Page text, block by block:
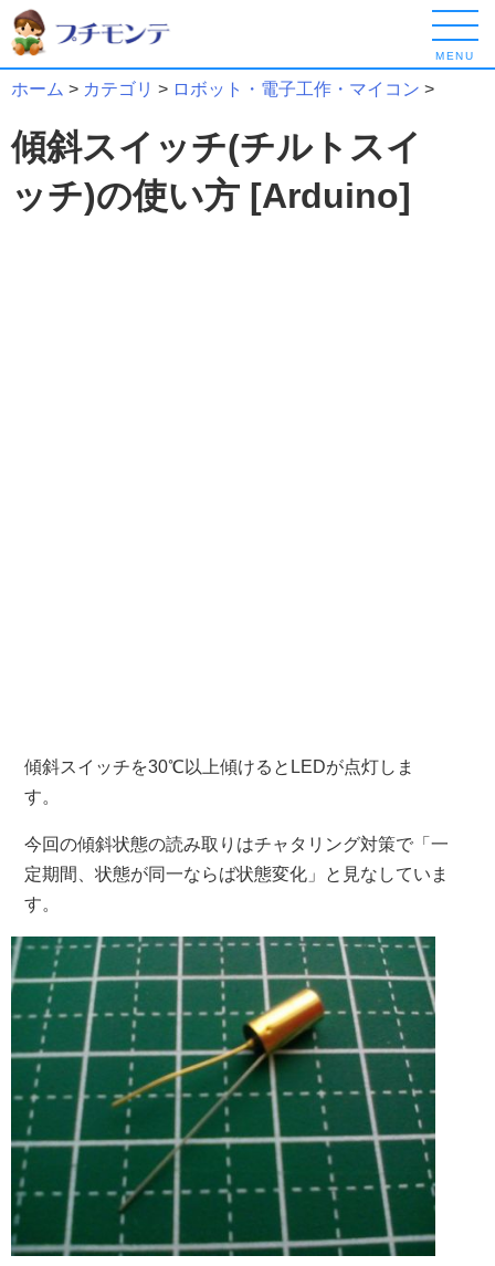
MENU
ホーム > カテゴリ > ロボット・電子工作・マイコン >
傾斜スイッチ(チルトスイ
ッチ)の使い方 [Arduino]
傾斜スイッチを30℃以上傾けるとLEDが点灯しま
す。
今回の傾斜状態の読み取りはチャタリング対策で「一
定期間、状態が同一ならば状態変化」と見なしていま
す。